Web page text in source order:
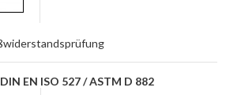
EN ISO 527 / ASTM D 882